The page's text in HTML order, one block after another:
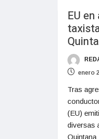
EU
enero
Tras
(EU)
diversas
Quintana